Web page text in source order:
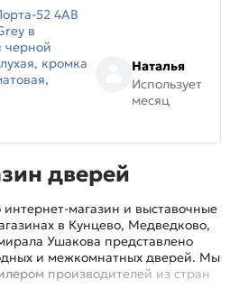
52 4AB
в
черной
кромка
Наталья
Использует
месяц
дверей
магазин и выставочные
в Кунцево, Медведково,
Ушакова представлено
и межкомнатных дверей. Мы
производителей из стран